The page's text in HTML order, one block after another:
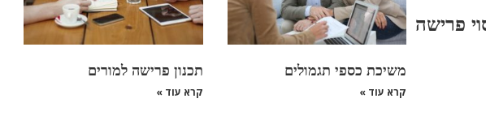
פרישה
משיכת כספי תגמולים
קרא עוד »
תכנון פרישה למורים
קרא עוד »